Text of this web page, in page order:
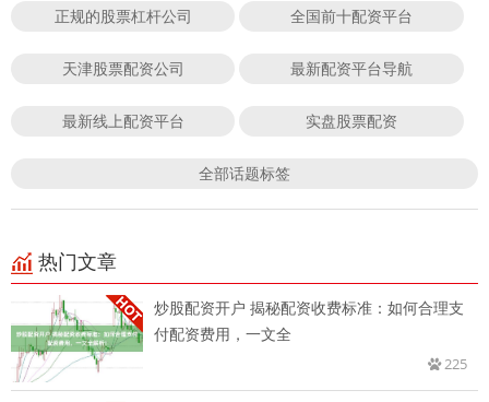
正规的股票杠杆公司 全国前十配资平台
天津股票配资公司 最新配资平台导航
最新线上配资平台 实盘股票配资
全部话题标签
热门文章
炒股配资开户 揭秘配资收费标准：如何合理支
付配资费用，一文全
225